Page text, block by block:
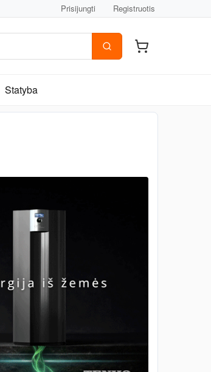
Prisijungti Registruotis
Statyba